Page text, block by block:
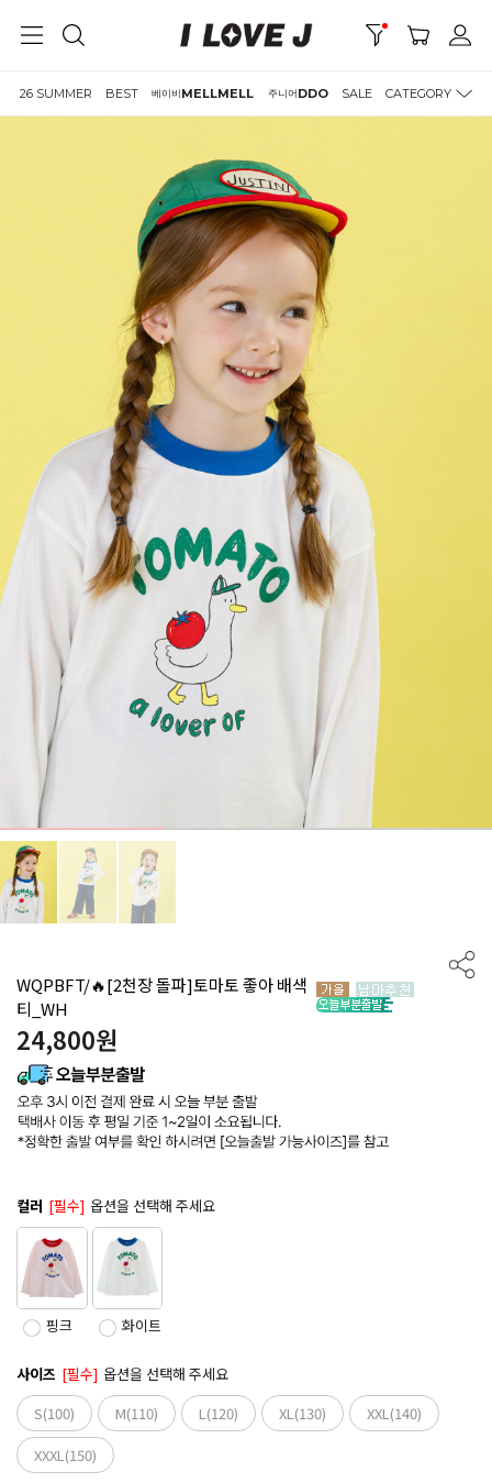
26 SUMMER BEST 베이비MELLMELL 주니어DDO SALE CATEGORY
WQPBFT/🔥[2천장 돌파]토마토 좋아 배색
티_WH
24,800원
컬러 [필수] 옵션을 선택해 주세요
핑크 화이트
사이즈 [필수] 옵션을 선택해 주세요
S(100)
M(110) L(120) XL(130)
XXL(140)
XXXL(150)